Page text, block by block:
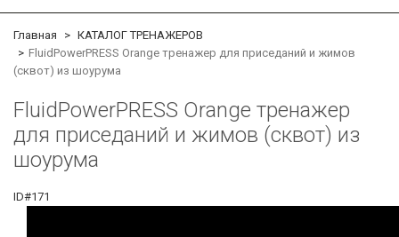
Главная
КАТАЛОГ ТРЕНАЖЕРОВ
FluidPowerPRESS Orange тренажер для приседаний и жимов
(сквот) из шоурума
FluidPowerPRESS Orange тренажер
для приседаний и жимов (сквот) из
шоурума
ID#171